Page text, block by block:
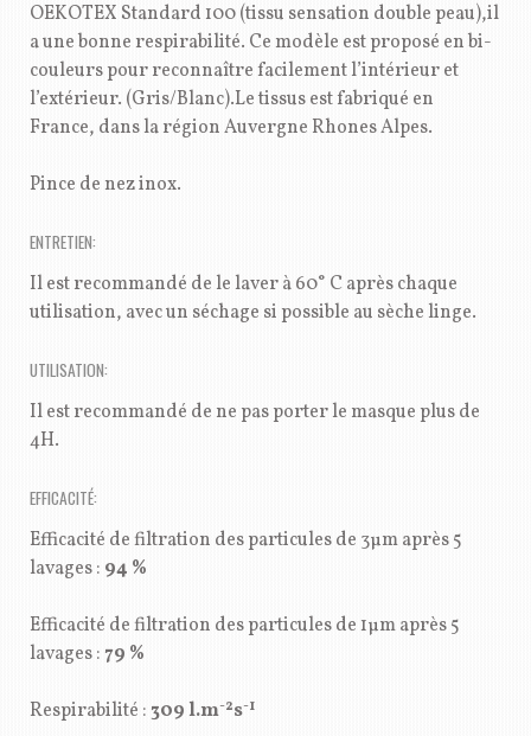
OEKOTEX Standard 100 (tissu sensation double peau),il
a une bonne respirabilité. Ce modèle est proposé en bi-
couleurs pour reconnaître facilement l’intérieur et
l’extérieur. (Gris/Blanc).Le tissus est fabriqué en
France, dans la région Auvergne Rhones Alpes.
Pince de nez inox.
ENTRETIEN:
Il est recommandé de le laver à 60° C après chaque
utilisation, avec un séchage si possible au sèche linge.
UTILISATION:
Il est recommandé de ne pas porter le masque plus de
4H.
EFFICACITÉ:
Efficacité de filtration des particules de 3μm après 5
lavages : 94 %
Efficacité de filtration des particules de 1μm après 5
lavages : 79 %
Respirabilité : 309 l.m-2s-1